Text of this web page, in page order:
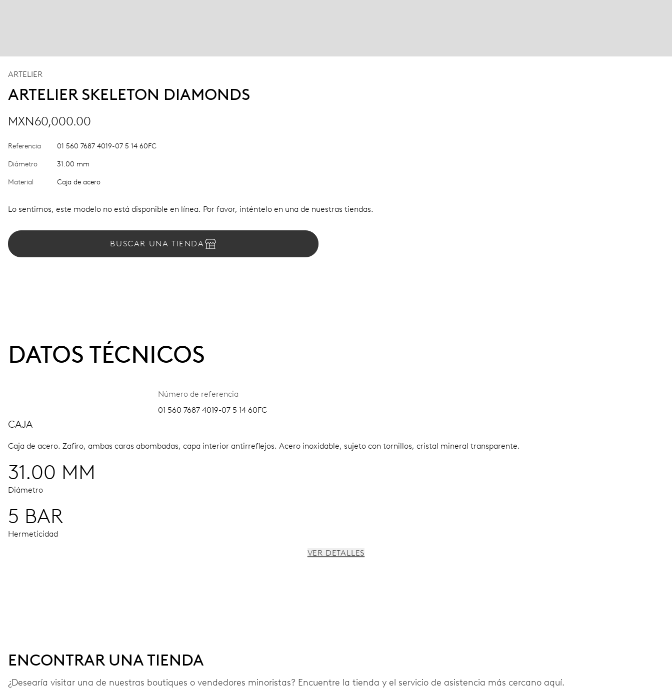
ARTELIER
ARTELIER SKELETON DIAMONDS
MXN60,000.00
Referencia 01 560 7687 4019-07 5 14 60FC
Diámetro 31.00 mm
Material Caja de acero
Lo sentimos, este modelo no está disponible en línea. Por favor, inténtelo en una de nuestras tiendas.
BUSCAR UNA TIENDA
DATOS TÉCNICOS
Número de referencia
01 560 7687 4019-07 5 14 60FC
CAJA
Caja de acero. Zafiro, ambas caras abombadas, capa interior antirreflejos. Acero inoxidable, sujeto con tornillos, cristal mineral transparente.
31.00 MM
Diámetro
5 BAR
Hermeticidad
Reserva de marcha
CALIBRE
VER DETALLES
ENCONTRAR UNA TIENDA
¿Desearía visitar una de nuestras boutiques o vendedores minoristas? Encuentre la tienda y el servicio de asistencia más cercano aquí.